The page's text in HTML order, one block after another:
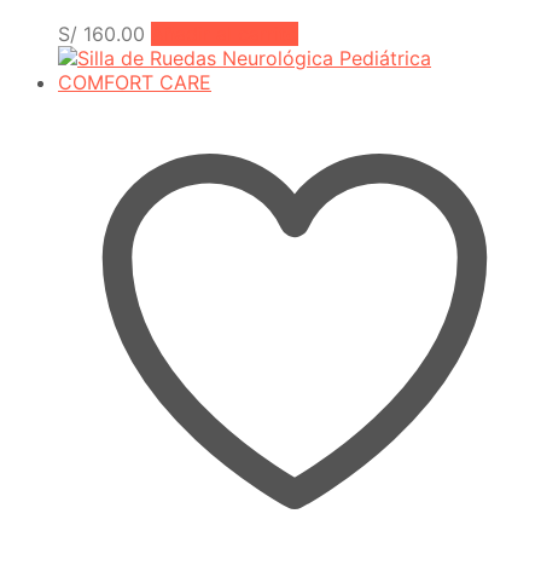
S/ 160.00